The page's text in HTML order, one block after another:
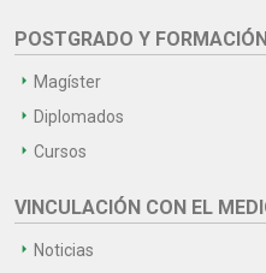
POSTGRADO Y
Magíster
Diplomados
Cursos
VINCULACIÓN CON EL
Noticias